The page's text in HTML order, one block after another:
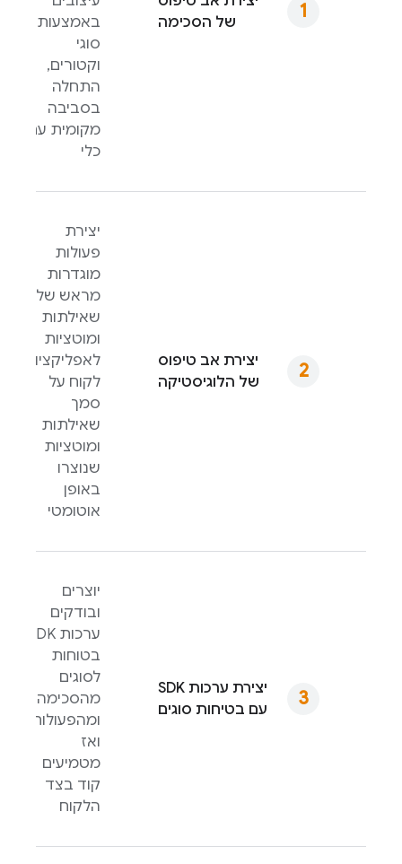
של הסכימה
באמצעות
סוגי
וקטורים,
התחלה
בסביבה
מקומית עם
כלי
יצירת אב טיפוס
של הלוגיסטיקה
יצירת
פעולות
מוגדרות
מראש של
שאילתות
ומוטציות
לאפליקציות
לקוח על
סמך
שאילתות
ומוטציות
שנוצרו
באופן
אוטומטי
יצירת ערכות SDK
עם בטיחות סוגים
יוצרים
ובודקים
ערכות SDK
בטוחות
לסוגים
מהסכימה
ומהפעולות,
ואז
מטמיעים
קוד בצד
הלקוח